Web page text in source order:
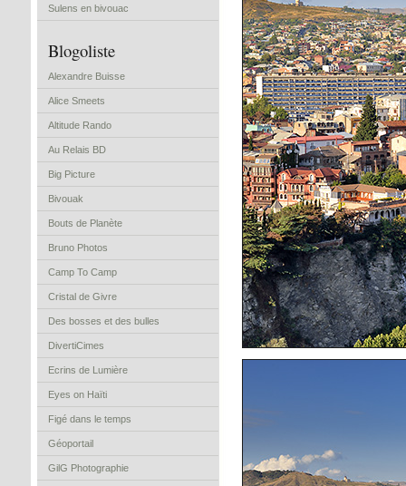
Sulens en bivouac
Blogoliste
Alexandre Buisse
Alice Smeets
Altitude Rando
Au Relais BD
Big Picture
Bivouak
Bouts de Planète
Bruno Photos
Camp To Camp
Cristal de Givre
Des bosses et des bulles
DivertiCimes
Ecrins de Lumière
Eyes on Haïti
Figé dans le temps
Géoportail
GilG Photographie